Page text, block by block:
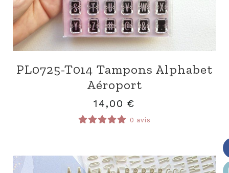
PL0725-T014 Tampons Alphabet
Aéroport
14,00 €
0 avis